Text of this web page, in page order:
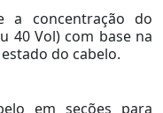
a concentração do
40 Vol) com base na
do cabelo.
em seções para